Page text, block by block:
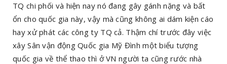
TQ chi phối và hiện nay nó đang gây gánh nặng và bất
ổn cho quốc gia này, vậy mà cũng không ai dám kiện cáo
hay xử phát các công ty TQ cả. Thậm chí trước đây việc
xây Sân vận động Quốc gia Mỹ Đình một biểu tượng
quốc gia về thể thao thì ở VN người ta cũng rước nhà